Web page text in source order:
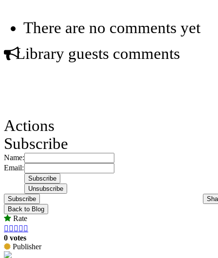
There are no comments yet
Library guests comments
Actions
Subscribe
Name:
Email:
Subscribe
Back to Blog
Rate
    
0 votes
Publisher